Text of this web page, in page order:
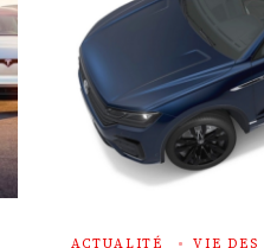
ACTUALITÉ VIE DES